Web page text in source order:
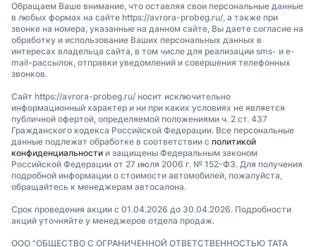
Обращаем Ваше внимание, что оставляя свои персональные данные
в любых формах на сайте https://avrora-probeg.ru/, а также при
звонке на номера, указанные на данном сайте, Вы даете согласие на
обработку и использование Ваших персональных данных в
интересах владельца сайта, в том числе для реализации sms- и e-
mail-рассылок, отправки уведомлений и совершения телефонных
звонков.
Сайт https://avrora-probeg.ru/ носит исключительно
информационный характер и ни при каких условиях не является
публичной офертой, определяемой положениями ч. 2 ст. 437
Гражданского кодекса Российской Федерации. Все персональные
данные подлежат обработке в соответствии с политикой
конфиденциальности и защищены Федеральным законом
Российской Федерации от 27 июля 2006 г. № 152-ФЗ. Для получения
подробной информации о стоимости автомобилей, пожалуйста,
обращайтесь к менеджерам автосалона.
Срок проведения акции с 01.04.2026 до 30.04.2026. Подробности
акций уточняйте у менеджеров отдела продаж.
ООО "ОБЩЕСТВО С ОГРАНИЧЕННОЙ ОТВЕТСТВЕННОСТЬЮ ТАТА